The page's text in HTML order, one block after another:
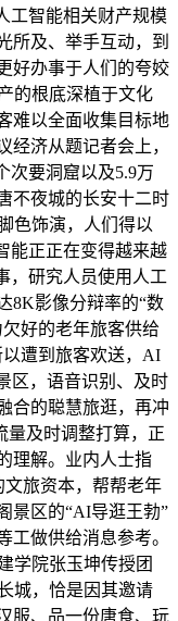
工智能相关财产规模
所及、举手互动，到
好办事于人们的夸姣
的根底深植于文化
难以全面收集目标地
经济从题记者会上，
次要洞窟以及5.9万
不夜城的长安十二时
色饰演，人们得以
能正正在变得越来越
，研究人员使用人工
8K影像分辩率的“数
好的老年旅客供给
遭到旅客欢送，AI
区，语音识别、及时
合的聪慧旅逛，再冲
量及时调整打算，正
理解。业内人士指
旅资本，帮帮老年
景区的“AI导逛王勃”
工做供给消息参考。
学院张玉坤传授团
城，恰是因其邀请
服、品一份唐食、玩